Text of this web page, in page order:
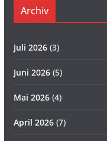
Archiv
Juli 2026(3)
Juni 2026(5)
Mai 2026(4)
April 2026(7)